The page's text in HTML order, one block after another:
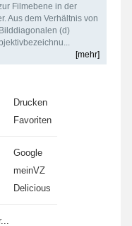
Filmebene in der
Aus dem Verhältnis von
(d)
[mehr]
Drucken
Favoriten
Google
meinVZ
Delicious